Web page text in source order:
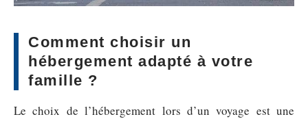
Comment choisir un
hébergement adapté à votre
famille ?
Le choix de l’hébergement lors d’un voyage est une